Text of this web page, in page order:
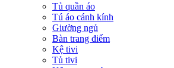
Tủ quần áo
Tú áo cánh kính
Giường ngủ
Bàn trang điểm
Kệ tivi
Tủ tivi